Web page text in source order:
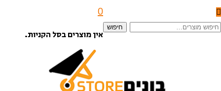
חיפוש
חיפוש
0
אין מוצרים בסל הקניות.